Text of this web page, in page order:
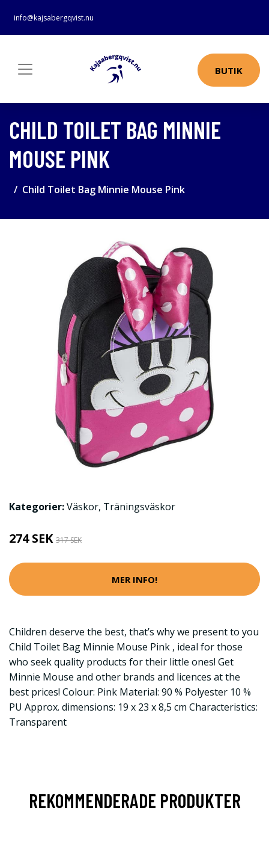
info@kajsabergqvist.nu
BUTIK
CHILD TOILET BAG MINNIE
MOUSE PINK
Child Toilet Bag Minnie Mouse Pink
Kategorier:Väskor, Träningsväskor
274 SEK 317 SEK
MER INFO!
Children deserve the best, that’s why we present to you
Child Toilet Bag Minnie Mouse Pink , ideal for those
who seek quality products for their little ones! Get
Minnie Mouse and other brands and licences at the
best prices! Colour: Pink Material: 90 % Polyester 10 %
PU Approx. dimensions: 19 x 23 x 8,5 cm Characteristics:
Transparent
REKOMMENDERADE PRODUKTER